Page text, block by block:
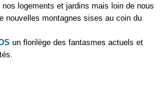
logements et jardins mais loin de nous
nouvelles montagnes sises au coin du
un florilège des fantasmes actuels et